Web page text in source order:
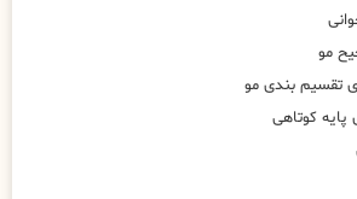
مو
تقسیم بندی مو
کوتاهی